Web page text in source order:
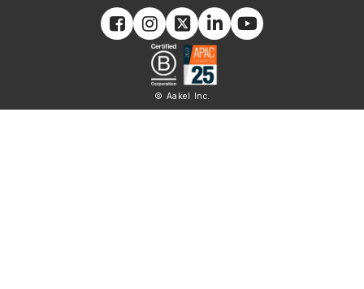
© Aakel Inc.